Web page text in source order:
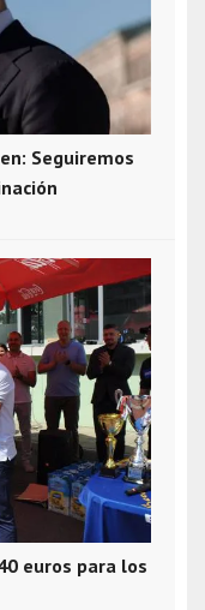
Seguiremos
euros para los